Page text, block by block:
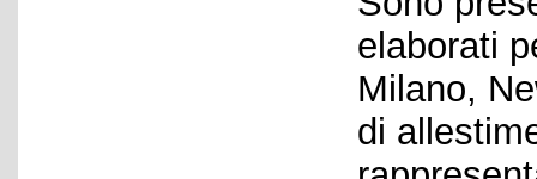
elaborati
Milano,
di